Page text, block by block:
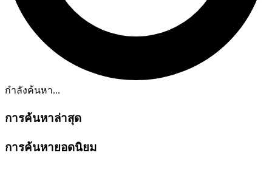
กำลังค้นหา...
การค้นหาล่าสุด
การค้นหายอดนิยม